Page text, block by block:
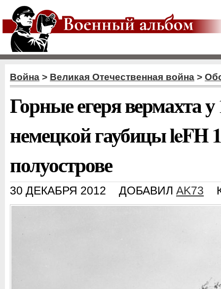
Война > Великая Отечественная война >
Горные егеря вермахта
немецкой гаубицы leFH
полуострове
30 ДЕКАБРЯ 2012 ДОБАВИЛ AK73